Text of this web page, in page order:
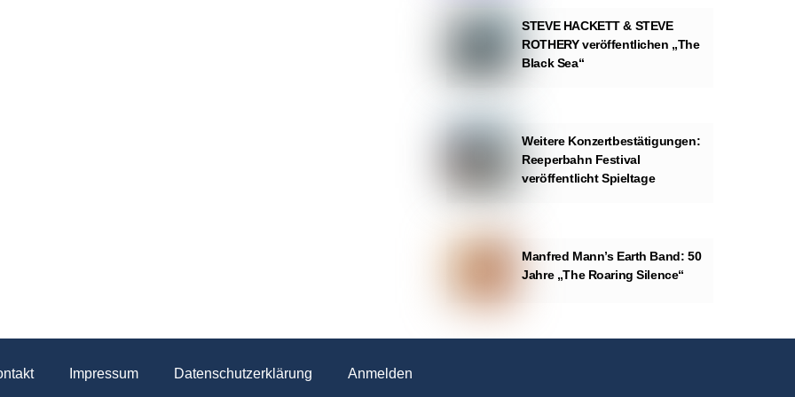
STEVE HACKETT & STEVE
ROTHERY veröffentlichen „The
Black Sea“
Weitere Konzertbestätigungen:
Reeperbahn Festival
veröffentlicht Spieltage
Manfred Mann’s Earth Band: 50
Jahre „The Roaring Silence“
Impressum Datenschutzerklärung Anmelden